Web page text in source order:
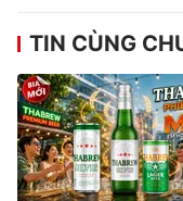
TIN CÙNG